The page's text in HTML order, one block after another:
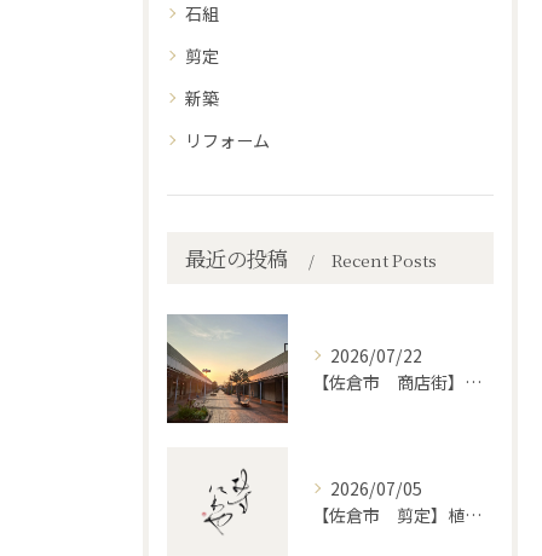
石組
剪定
新築
リフォーム
最近の投稿 Recent Posts
2026/07/22
【佐倉市 商店街】街路植木剪定
2026/07/05
【佐倉市 剪定】植木・庭木の剪定、プロに頼むとどう違うのか。